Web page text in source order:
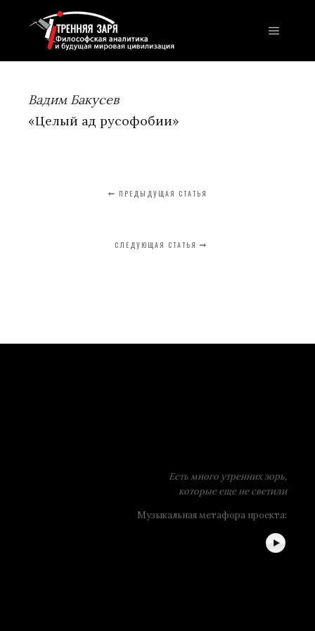
Вадим Бакусев
«Целый ад русофобии»
ПРЕДЫДУЩАЯ СТАТЬЯ
СЛЕДУЮЩАЯ СТАТЬЯ
Есть много утренних зорь,
которые еще не светили
Музыкальная метафора проекта: